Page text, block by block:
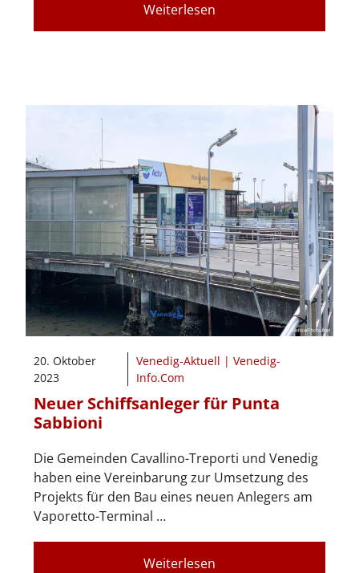
Weiterlesen
20. Oktober
2023
Venedig-Aktuell | Venedig-
Info.Com
Neuer Schiffsanleger für Punta
Sabbioni
Die Gemeinden Cavallino-Treporti und Venedig
haben eine Vereinbarung zur Umsetzung des
Projekts für den Bau eines neuen Anlegers am
Vaporetto-Terminal …
Weiterlesen